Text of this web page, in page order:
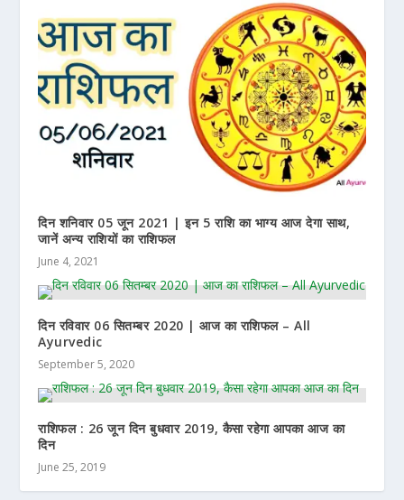
दिन शनिवार 05 जून 2021 | इन 5 राशि का भाग्य आज देगा साथ,
जानें अन्य राशियों का राशिफल
June 4, 2021
दिन रविवार 06 सितम्बर 2020 | आज का राशिफल – All
Ayurvedic
September 5, 2020
राशिफल : 26 जून दिन बुधवार 2019, कैसा रहेगा आपका आज का
दिन
June 25, 2019